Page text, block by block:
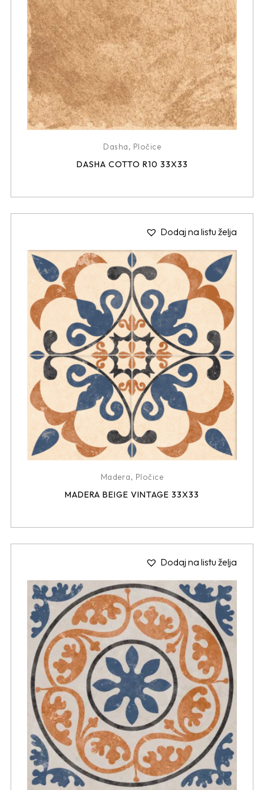
Dasha, Pločice
DASHA COTTO R10 33X33
Dodaj na listu želja
Madera, Pločice
MADERA BEIGE VINTAGE 33X33
Dodaj na listu želja